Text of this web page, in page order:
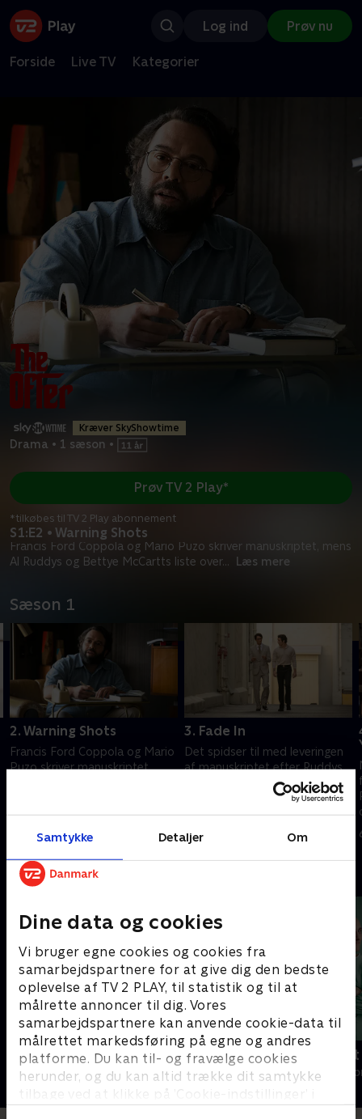
Samtykke Detaljer Om
Dine data og cookies
Vi bruger egne cookies og cookies fra
samarbejdspartnere for at give dig den bedste
oplevelse af TV 2 PLAY, til statistik og til at
målrette annoncer til dig. Vores
samarbejdspartnere kan anvende cookie-data til
målrettet markedsføring på egne og andres
platforme. Du kan til- og fravælge cookies
herunder, og du kan altid trække dit samtykke
tilbage ved at klikke på ’Cookie-indstillinger’ i
Log ind Prøv nu
Forside Live TV Kategorier
Kræver SkyShowtime
Drama • 1 sæson •
S1:E2 • Warning Shots
Francis Ford Coppola og Mario Puzo skriver manuskriptet, mens
Al Ruddys og Bettye McCartts liste over... Læs mere
Prøv TV 2 Play*
*tilkøbes til TV 2 Play abonnement
Sæson 1
2. Warning Shots
Francis Ford Coppola og Mario
Puzo skriver manuskriptet,
modstandere af filmen vokser.
3. Fade In
Det spidser til med leveringen
af manuskriptet efter Ruddys
møde med Colombo. Evans
kommer på dybt vand hos Golf
& Western-direktøren Charlie
Andre så også
Happy fucking Pride
Drama • 1 sæsoner
Fake Patient
Drama • 1